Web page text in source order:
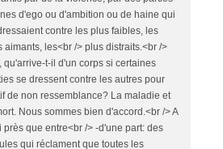
d'ego ou d'ambition ou de haine qui
contre les plus faibles, les
aimants, les<br /> plus distraits.<br />
qu'arrive-t-il d'un corps si certaines
se dressent contre les autres pour
de non ressemblance? La maladie et
Nous sommes bien d'accord.<br /> A
près que entre<br /> -d'une part: des
qui réclament que toutes les